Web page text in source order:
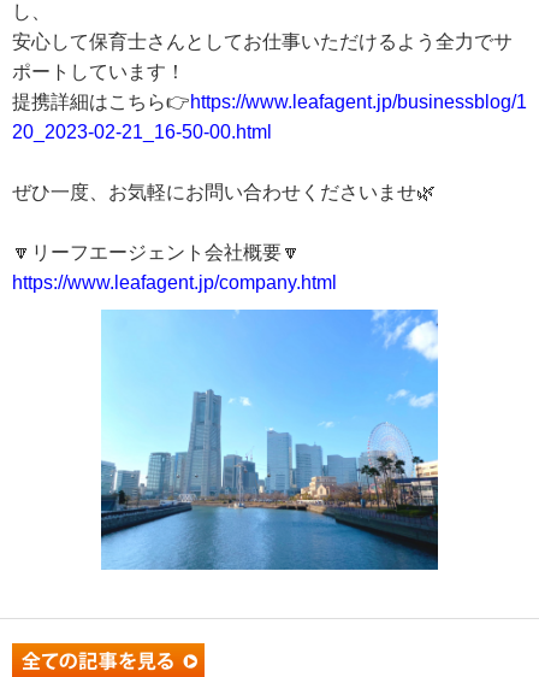
し、
安心して保育士さんとしてお仕事いただけるよう全力でサ
ポートしています！
提携詳細はこちら👉https://www.leafagent.jp/businessblog/1
20_2023-02-21_16-50-00.html
ぜひ一度、お気軽にお問い合わせくださいませ🌿
🔽リーフエージェント会社概要🔽
https://www.leafagent.jp/company.html